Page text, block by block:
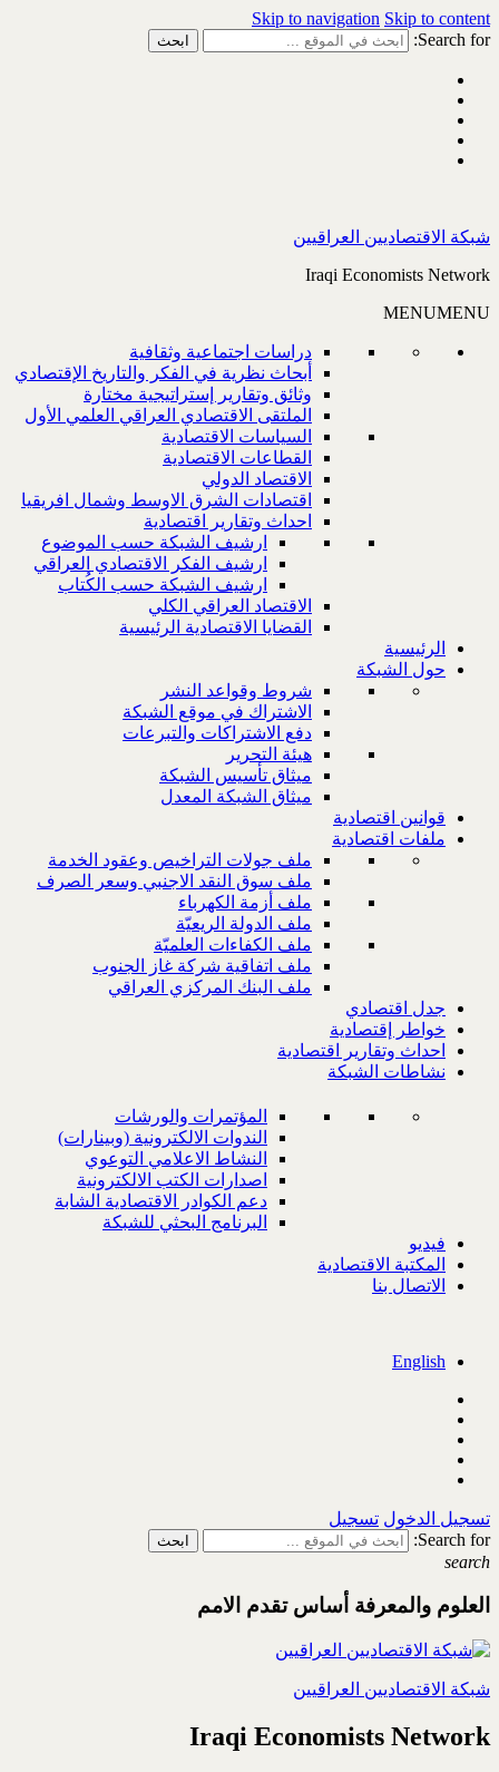
Skip to navigation Skip to content
Search for:
شبكة الاقتصاديين العراقيين
Iraqi Economists Network
MENUMENU
دراسات اجتماعية وثقافية
أبحاث نظرية في الفكر والتاريخ الإقتصادي
وثائق وتقارير إستراتيجية مختارة
الملتقى الاقتصادي العراقي العلمي الأول
السياسات الاقتصادية
القطاعات الاقتصادية
الاقتصاد الدولي
اقتصادات الشرق الاوسط وشمال افريقيا
احداث وتقارير اقتصادية
ارشيف الشبكة حسب الموضوع
ارشيف الفكر الاقتصادي العراقي
ارشيف الشبكة حسب الكُتاب
الاقتصاد العراقي الكلي
القضايا الاقتصادية الرئيسية
الرئيسية
حول الشبكة
شروط وقواعد النشر
الاشتراك في موقع الشبكة
دفع الاشتراكات والتبرعات
هيئة التحرير
ميثاق تأسيس الشبكة
ميثاق الشبكة المعدل
قوانين اقتصادية
ملفات اقتصادية
ملف جولات التراخيص وعقود الخدمة
ملف سوق النقد الاجنبي وسعر الصرف
ملف أزمة الكهرباء
ملف الدولة الريعيّة
ملف الكفاءات العلميّة
ملف اتفاقية شركة غاز الجنوب
ملف البنك المركزي العراقي
جدل اقتصادي
خواطر إقتصادية
احداث وتقارير اقتصادية
نشاطات الشبكة
المؤتمرات والورشات
الندوات الالكترونية (وبينارات)
النشاط الاعلامي التوعوي
اصدارات الكتب الالكترونية
دعم الكوادر الاقتصادية الشابة
البرنامج البحثي للشبكة
فيديو
المكتبة الاقتصادية
الاتصال بنا
English
تسجيل الدخول تسجيل
Search for:
search
العلوم والمعرفة أساس تقدم الامم
شبكة الاقتصاديين العراقيين
Iraqi Economists Network